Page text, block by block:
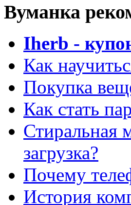
Вуманка
Iherb -
Как
Покупка
Как стать
Стиральная
загрузка?
Почему
История